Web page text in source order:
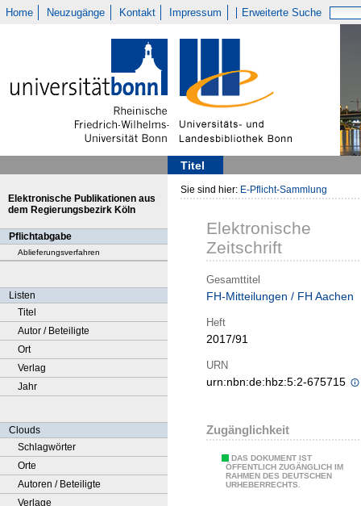
Home Neuzugänge Kontakt Impressum Erweiterte Suche
Titel
Elektronische Publikationen aus
dem Regierungsbezirk Köln
Pflichtabgabe
Ablieferungsverfahren
Listen
Titel
Autor / Beteiligte
Ort
Verlag
Jahr
Clouds
Schlagwörter
Orte
Autoren / Beteiligte
Verlage
Sie sind hier: E-Pflicht-Sammlung
Elektronische
Zeitschrift
Gesamttitel
FH-Mitteilungen / FH Aachen
Heft
2017/91
URN
urn:nbn:de:hbz:5:2-675715
Zugänglichkeit
DAS DOKUMENT IST
ÖFFENTLICH ZUGÄNGLICH IM
RAHMEN DES DEUTSCHEN
URHEBERRECHTS.